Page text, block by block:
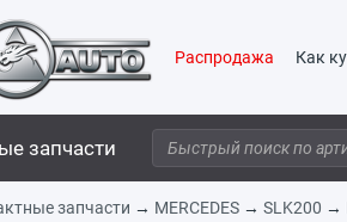
Распродажа Как
запчасти
запчасти → MERCEDES → SLK200 →